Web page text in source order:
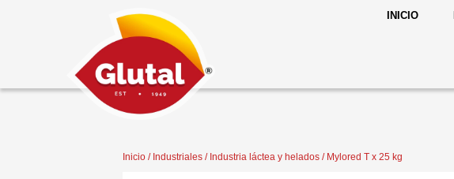
INICIO
Inicio/ Industriales/ Industria láctea y helados/ Mylored T x 25 kg